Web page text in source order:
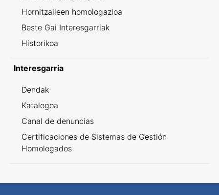
Hornitzaileen homologazioa
Beste Gai Interesgarriak
Historikoa
Interesgarria
Dendak
Katalogoa
Canal de denuncias
Certificaciones de Sistemas de Gestión
Homologados